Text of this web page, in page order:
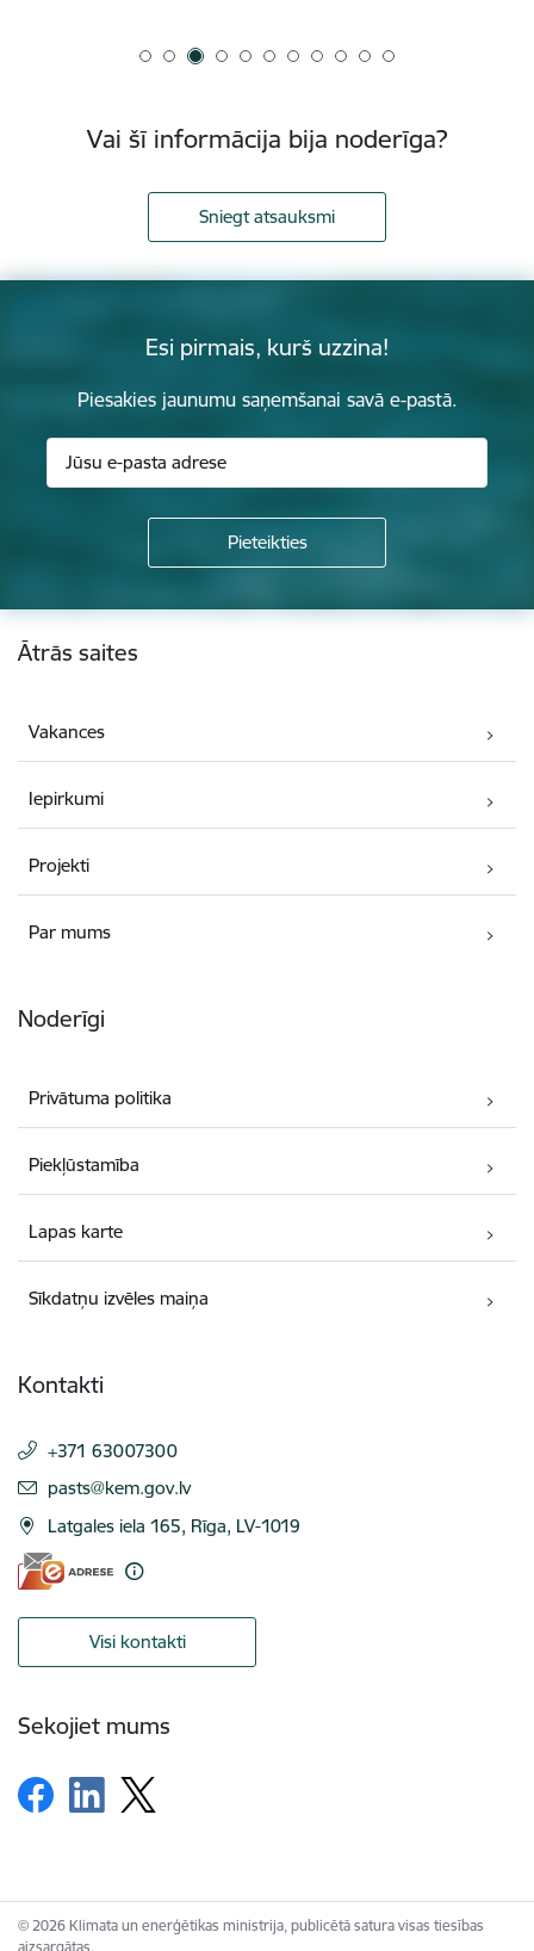
Vai šī informācija bija noderīga?
Sniegt atsauksmi
Esi pirmais, kurš uzzina!
Piesakies jaunumu saņemšanai savā e-pastā.
Kājene
Ātrās saites
Vakances
Iepirkumi
Projekti
Par mums
Noderīgi
Privātuma politika
Piekļūstamība
Lapas karte
Sīkdatņu izvēles maiņa
Kontakti
+371 63007300
E-pasts:
pasts@kem.gov.lv
Latgales iela 165, Rīga, LV-1019
Visi kontakti
Sekojiet mums
© 2026 Klimata un enerģētikas ministrija, publicētā satura visas tiesības
aizsargātas.